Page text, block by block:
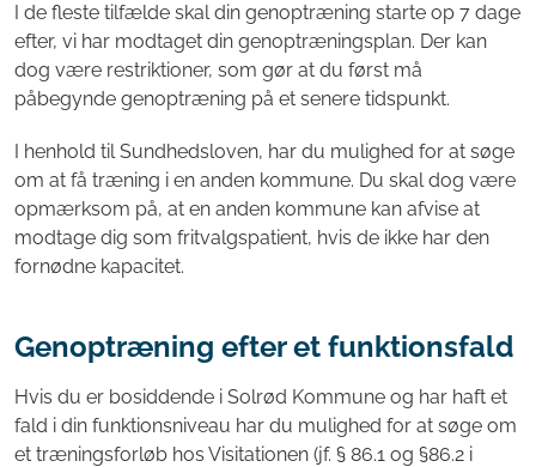
I de fleste tilfælde skal din genoptræning starte op 7 dage
efter, vi har modtaget din genoptræningsplan. Der kan
dog være restriktioner, som gør at du først må
påbegynde genoptræning på et senere tidspunkt.
I henhold til Sundhedsloven, har du mulighed for at søge
om at få træning i en anden kommune. Du skal dog være
opmærksom på, at en anden kommune kan afvise at
modtage dig som fritvalgspatient, hvis de ikke har den
fornødne kapacitet.
Genoptræning efter et funktionsfald
Hvis du er bosiddende i Solrød Kommune og har haft et
fald i din funktionsniveau har du mulighed for at søge om
et træningsforløb hos Visitationen (jf. § 86.1 og §86.2 i